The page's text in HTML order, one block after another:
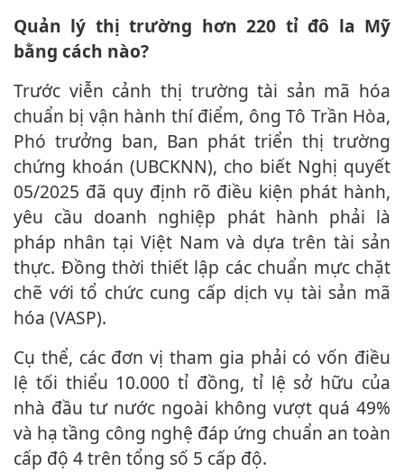
Quản lý thị trường hơn 220 tỉ đô la Mỹ
bằng cách nào?
Trước viễn cảnh thị trường tài sản mã hóa
chuẩn bị vận hành thí điểm, ông Tô Trần Hòa,
Phó trưởng ban, Ban phát triển thị trường
chứng khoán (UBCKNN), cho biết Nghị quyết
05/2025 đã quy định rõ điều kiện phát hành,
yêu cầu doanh nghiệp phát hành phải là
pháp nhân tại Việt Nam và dựa trên tài sản
thực. Đồng thời thiết lập các chuẩn mực chặt
chẽ với tổ chức cung cấp dịch vụ tài sản mã
hóa (VASP).
Cụ thể, các đơn vị tham gia phải có vốn điều
lệ tối thiểu 10.000 tỉ đồng, tỉ lệ sở hữu của
nhà đầu tư nước ngoài không vượt quá 49%
và hạ tầng công nghệ đáp ứng chuẩn an toàn
cấp độ 4 trên tổng số 5 cấp độ.